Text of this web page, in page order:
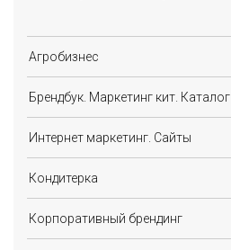
Агробизнес
Брендбук. Маркетинг кит. Каталог
Интернет маркетинг. Сайты
Кондитерка
Корпоративный брендинг